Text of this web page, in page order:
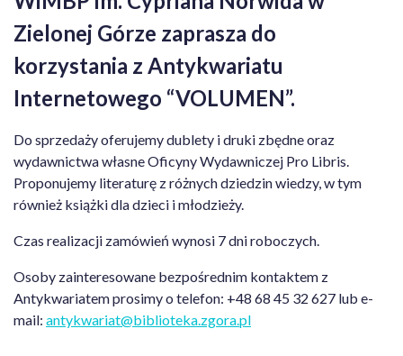
Zielonej Górze zaprasza do
korzystania z Antykwariatu
Internetowego “VOLUMEN”.
Do sprzedaży oferujemy dublety i druki zbędne oraz
wydawnictwa własne Oficyny Wydawniczej Pro Libris.
Proponujemy literaturę z różnych dziedzin wiedzy, w tym
również książki dla dzieci i młodzieży.
Czas realizacji zamówień wynosi 7 dni roboczych.
Osoby zainteresowane bezpośrednim kontaktem z
Antykwariatem prosimy o telefon: +48 68 45 32 627 lub e-
mail: antykwariat@biblioteka.zgora.pl